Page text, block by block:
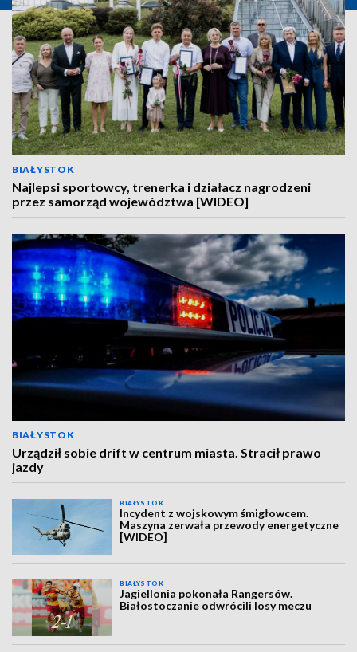
BIAŁYSTOK
Najlepsi sportowcy, trenerka i działacz nagrodzeni
przez samorząd województwa [WIDEO]
BIAŁYSTOK
Urządził sobie drift w centrum miasta. Stracił prawo
jazdy
BIAŁYSTOK
Incydent z wojskowym śmigłowcem.
Maszyna zerwała przewody energetyczne
[WIDEO]
BIAŁYSTOK
Jagiellonia pokonała Rangersów.
Białostoczanie odwrócili losy meczu